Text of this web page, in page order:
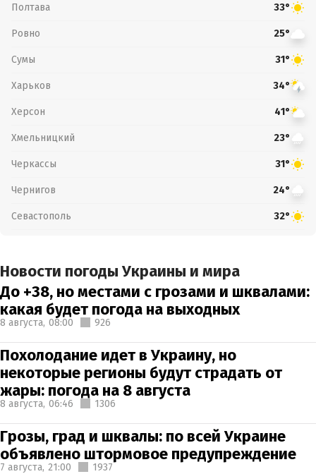
Полтава 33°
Ровно 25°
Сумы 31°
Харьков 34°
Херсон 41°
Хмельницкий 23°
Черкассы 31°
Чернигов 24°
Севастополь 32°
Новости погоды Украины и мира
До +38, но местами с грозами и шквалами:
какая будет погода на выходных
8 августа, 08:00 926
Похолодание идет в Украину, но
некоторые регионы будут страдать от
жары: погода на 8 августа
8 августа, 06:46 1306
Грозы, град и шквалы: по всей Украине
объявлено штормовое предупреждение
7 августа, 21:00 1937